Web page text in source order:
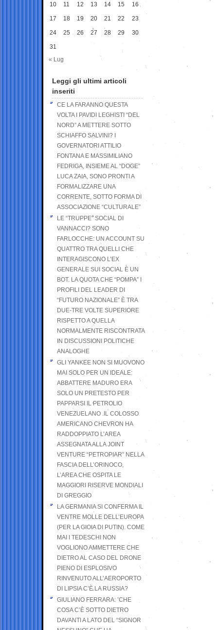
10 11 12 13 14 15 16
17 18 19 20 21 22 23
24 25 26 27 28 29 30
31
« Lug
Leggi gli ultimi articoli
inseriti
CE LA FARANNO QUESTA
VOLTA I PAVIDI LEGHISTI “DEL
NORD” A METTERE SOTTO
SCHIAFFO SALVINI? I
GOVERNATORI ATTILIO
FONTANA E MASSIMILIANO
FEDRIGA, INSIEME AL “DOGE”
LUCA ZAIA, SONO PRONTI A
FORMALIZZARE UNA
CORRENTE, SOTTO FORMA DI
ASSOCIAZIONE “CULTURALE”
LE “TRUPPE” SOCIAL DI
VANNACCI? SONO
FARLOCCHE: UN ACCOUNT SU
QUATTRO TRA QUELLI CHE
INTERAGISCONO L’EX
GENERALE SUI SOCIAL È UN
BOT. LA QUOTA CHE “POMPA” I
PROFILI DEL LEADER DI
“FUTURO NAZIONALE” È TRA
DUE-TRE VOLTE SUPERIORE
RISPETTO A QUELLA
NORMALMENTE RISCONTRATA
IN DISCUSSIONI POLITICHE
ANALOGHE
GLI YANKEE NON SI MUOVONO
MAI SOLO PER UN IDEALE:
ABBATTERE MADURO ERA
SOLO UN PRETESTO PER
PAPPARSI IL PETROLIO
VENEZUELANO .IL COLOSSO
AMERICANO CHEVRON HA
RADDOPPIATO L’AREA
ASSEGNATA ALLA JOINT
VENTURE “PETROPIAR” NELLA
FASCIA DELL’ORINOCO,
L’AREA CHE OSPITA LE
MAGGIORI RISERVE MONDIALI
DI GREGGIO
LA GERMANIA SI CONFERMA IL
VENTRE MOLLE DELL’EUROPA
(PER LA GIOIA DI PUTIN). COME
MAI I TEDESCHI NON
VOGLIONO AMMETTERE CHE
DIETRO AL CASO DEL DRONE
PIENO DI ESPLOSIVO
RINVENUTO ALL’AEROPORTO
DI LIPSIA C’È LA RUSSIA?
GIULIANO FERRARA: ’CHE
COSA C’È SOTTO DIETRO
DAVANTI A LATO DEL “SIGNOR